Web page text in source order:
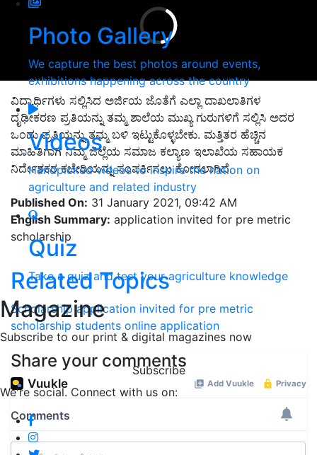
Photo Gallery
We capture the best photos around events,
exhibitions happening across the country
Videos
Handpicked videos to inspire the nation on
agriculture and related industry
Quiz
Take a quiz and test your agriculture knowledge
Magazine
Subscribe to our print & digital magazines now
Subscribe
We're social. Connect with us on:
ವಿದ್ಯಾರ್ಥಿಗಳು ಸಲ್ಲಿಸಿದ ಅರ್ಜಿಯ ಜೊತೆಗೆ ಎಲ್ಲಾ ದಾಖಲಾತಿಗಳ
ದೃಢೀಕರಣ ಪ್ರತಿಯನ್ನು ತಮ್ಮ ಶಾಲೆಯ ಮುಖ್ಯ ಗುರುಗಳಿಗೆ ಸಲ್ಲಿಸಿ ಅದರ
ಒಂದು ಪ್ರತಿಯನ್ನು ತಮ್ಮ ಬಳಿ ಇಟ್ಟುಕೊಳ್ಳಬೇಕು. ಮತ್ತಿತರ ಹೆಚ್ಚಿನ
ಮಾಹಿತಿಗಾಗಿ ನಿಮ್ಮ ಜಿಲ್ಲೆಯ ಸಮಾಜ ಕಲ್ಯಾಣ ಇಲಾಖೆಯ ಸಹಾಯಕ
ನಿರ್ದೇಶಕರ ಕಚೇರಿಯನ್ನು ಸಂಪರ್ಕಿಸಲು ಕೋರಲಾಗಿದೆ.
Published On: 31 January 2021, 09:42 AM
English Summary: application invited for pre metric
scholarship
Related Topics
Scholarship application invited for pre metric
scholarship students online application
Share your comments